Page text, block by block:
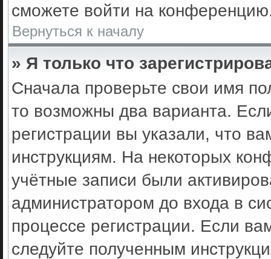
сможете войти на
Вернуться к началу
» Я только что
Сначала проверьте свои имя
то возможны два варианта.
регистрации вы указали, что
инструкциям. На некоторых
учётные записи были
администратором до входа в
процессе регистрации. Если
следуйте полученным